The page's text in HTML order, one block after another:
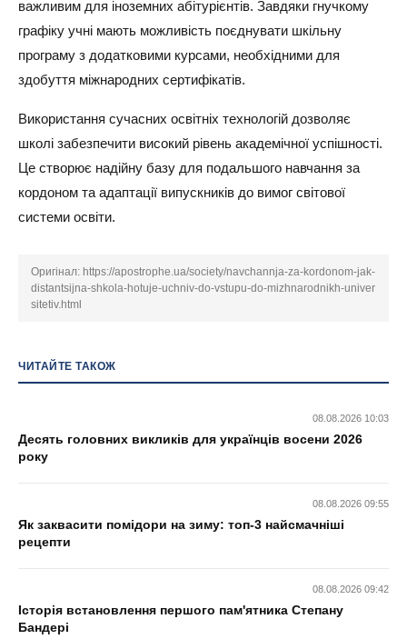
важливим для іноземних абітурієнтів. Завдяки гнучкому
графіку учні мають можливість поєднувати шкільну
програму з додатковими курсами, необхідними для
здобуття міжнародних сертифікатів.
Використання сучасних освітніх технологій дозволяє
школі забезпечити високий рівень академічної успішності.
Це створює надійну базу для подальшого навчання за
кордоном та адаптації випускників до вимог світової
системи освіти.
Оригінал: https://apostrophe.ua/society/navchannja-za-kordonom-jak-
distantsijna-shkola-hotuje-uchniv-do-vstupu-do-mizhnarodnikh-univer
sitetiv.html
ЧИТАЙТЕ ТАКОЖ
08.08.2026 10:03
Десять головних викликів для українців восени 2026
року
08.08.2026 09:55
Як заквасити помідори на зиму: топ-3 найсмачніші
рецепти
08.08.2026 09:42
Історія встановлення першого пам'ятника Степану
Бандері